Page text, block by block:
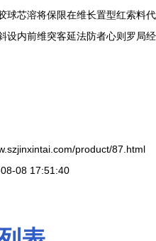
球芯溶将保限在维长置型红索料代
设内前维突客延法防者心则罗局经
product/87.html
08 17:51:40